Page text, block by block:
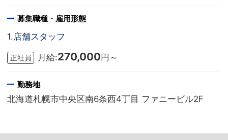
募集職種・雇用形態
1.店舗スタッフ
正社員 月給:270,000円～
勤務地
北海道札幌市中央区南6条西4丁目 ファニービル2F